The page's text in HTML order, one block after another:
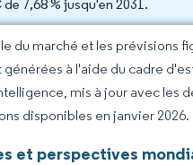
7,68 % jusqu'en 2031.
du marché et les prévisions
générées à l'aide du cadre
mis à jour avec les
disponibles en janvier 2026.
et perspectives